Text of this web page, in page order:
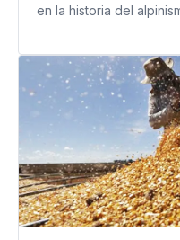
en la historia del